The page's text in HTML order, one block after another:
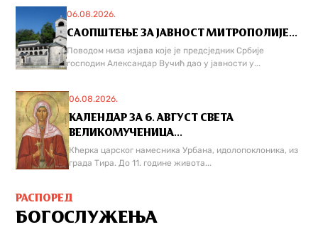
06.08.2026.
САОПШТЕЊЕ ЗА ЈАВНОСТ МИТРОПОЛИЈЕ...
Поводом низа изјава које је предсједник Србије
господин Александар Вучић дао у јавности у...
06.08.2026.
КАЛЕНДАР ЗА 6. АВГУСТ СВЕТА
ВЕЛИКОМУЧЕНИЦА...
Кћерка царског намесника Урбана, идолопоклоника, из
града Тира. До 11. године живота...
РАСПОРЕД
БОГОСЛУЖЕЊА